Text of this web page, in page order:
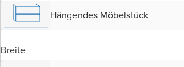
Hängendes Möbelstück
Breite